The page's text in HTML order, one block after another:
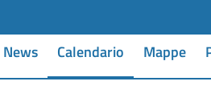
News Calendario Mappe